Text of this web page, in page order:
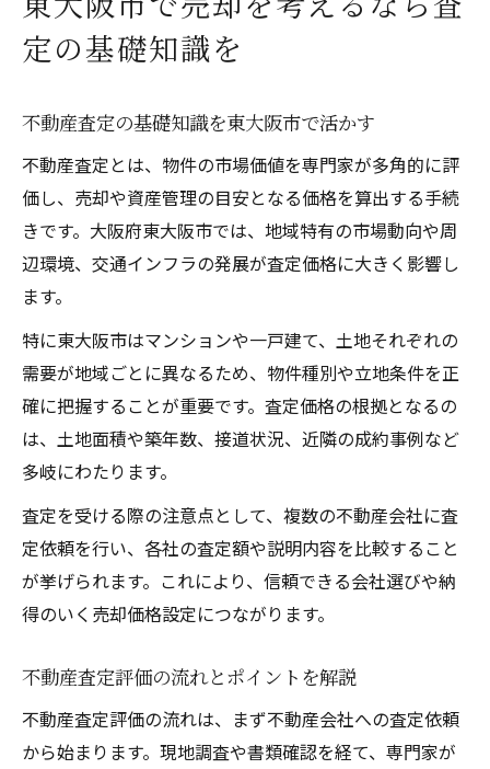
定の基礎知識を
不動産査定の基礎知識を東大阪市で活かす
不動産査定とは、物件の市場価値を専門家が多角的に評
価し、売却や資産管理の目安となる価格を算出する手続
きです。大阪府東大阪市では、地域特有の市場動向や周
辺環境、交通インフラの発展が査定価格に大きく影響し
ます。
特に東大阪市はマンションや一戸建て、土地それぞれの
需要が地域ごとに異なるため、物件種別や立地条件を正
確に把握することが重要です。査定価格の根拠となるの
は、土地面積や築年数、接道状況、近隣の成約事例など
多岐にわたります。
査定を受ける際の注意点として、複数の不動産会社に査
定依頼を行い、各社の査定額や説明内容を比較すること
が挙げられます。これにより、信頼できる会社選びや納
得のいく売却価格設定につながります。
不動産査定評価の流れとポイントを解説
不動産査定評価の流れは、まず不動産会社への査定依頼
から始まります。現地調査や書類確認を経て、専門家が